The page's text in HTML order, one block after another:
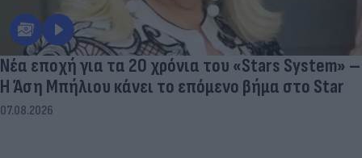
Νέα εποχή για τα 20 χρόνια του «Stars System» –
Η Άση Μπήλιου κάνει το επόμενο βήμα στο Star
07.08.2026